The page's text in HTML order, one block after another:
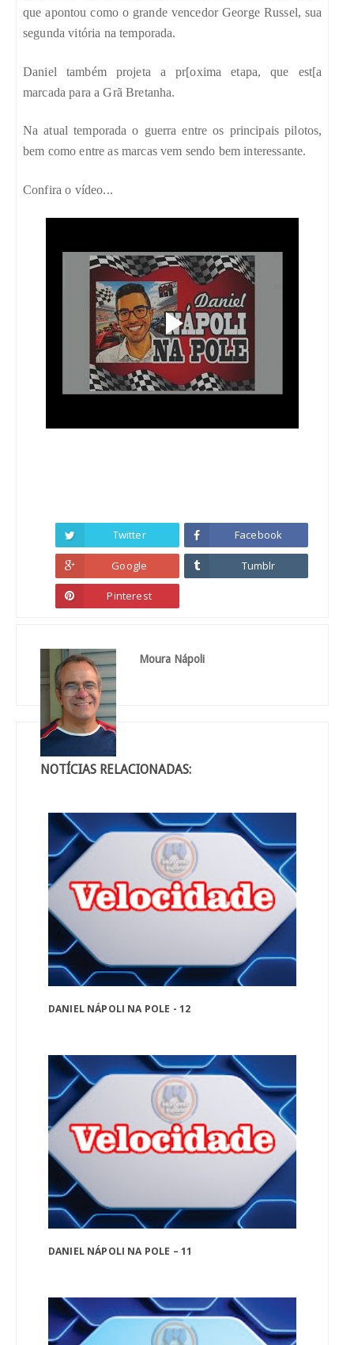
que apontou como o grande vencedor George Russel, sua
segunda vitória na temporada.
Daniel também projeta a pr[oxima etapa, que est[a
marcada para a Grã Bretanha.
Na atual temporada o guerra entre os principais pilotos,
bem como entre as marcas vem sendo bem interessante.
Confira o vídeo...
Twitter Facebook
Google Tumblr
Pinterest
Moura Nápoli
NOTÍCIAS RELACIONADAS:
DANIEL NÁPOLI NA POLE - 12
DANIEL NÁPOLI NA POLE – 11